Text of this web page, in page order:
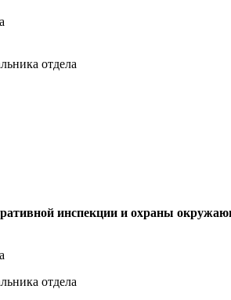
отдела
инспекции и охраны
отдела